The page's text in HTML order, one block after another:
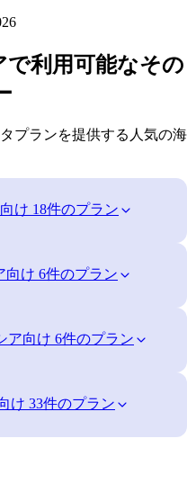
利用可能なその
プランを提供する人気の海
け 18件のプラン
向け 6件のプラン
ア向け 6件のプラン
け 33件のプラン